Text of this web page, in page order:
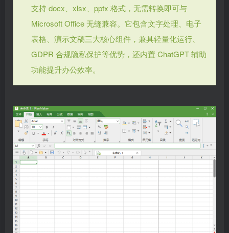
支持 docx、xlsx、pptx 格式，无需转换即可与
Microsoft Office 无缝兼容。它包含文字处理、电子
表格、演示文稿三大核心组件，兼具轻量化运行、
GDPR 合规隐私保护等优势，还内置 ChatGPT 辅助
功能提升办公效率。